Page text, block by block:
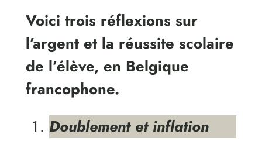
Voici trois réflexions sur
l’argent et la réussite scolaire
de l’élève, en Belgique
francophone.
Doublement et inflation